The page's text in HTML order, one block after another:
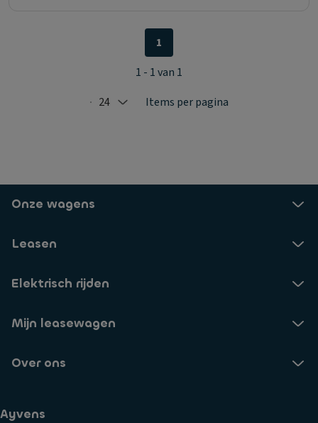
Selected: 24
24 Items per pagina
1
1 - 1 van 1
Onze wagens
Leasen
Elektrisch rijden
Mijn leasewagen
Over ons
Ayvens